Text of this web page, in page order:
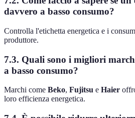
davvero a basso consumo?
Controlla l'etichetta energetica e i
produttore.
7.3. Quali sono i migliori
a basso consumo?
Marchi come Beko, Fujitsu e Haier
loro efficienza energetica.